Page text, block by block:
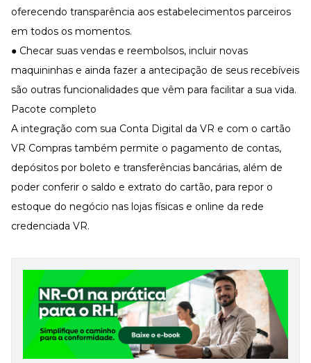
oferecendo transparência aos estabelecimentos parceiros
em todos os momentos.
● Checar suas vendas e reembolsos, incluir novas
maquininhas e ainda fazer a antecipação de seus recebíveis
são outras funcionalidades que vêm para facilitar a sua vida.
Pacote completo
A integração com sua Conta Digita l da VR e com o cartão
VR Compras também permite o pagamento de contas,
depósitos por boleto e transferências bancárias, além de
poder conferir o saldo e extrato do cartão, para repor o
estoque do negócio nas lojas físicas e online da rede
credenciada VR.